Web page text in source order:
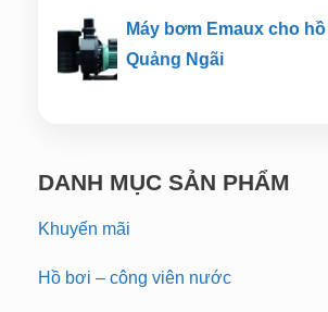
Máy bơm Emaux cho
Quảng Ngãi
DANH MỤC SẢN PHẨM
Khuyến mãi
Hồ bơi – công viên nước